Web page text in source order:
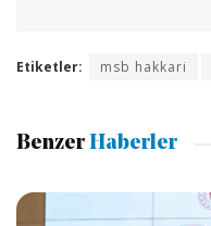
Etiketler: msb hakkari
Benzer Haberler